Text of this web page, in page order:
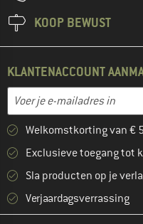
KOOP BEWUST
KLANTENACCOUNT
E-mailadres
Vul je e-mailadres hier in
Welkomstkorting van €
Exclusieve toegang tot
Sla producten op je
Verjaardagsverrassing